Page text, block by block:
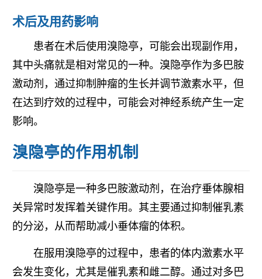
术后及用药影响
患者在术后使用溴隐亭，可能会出现副作用，
其中头痛就是相对常见的一种。溴隐亭作为多巴胺
激动剂，通过抑制肿瘤的生长并调节激素水平，但
在达到疗效的过程中，可能会对神经系统产生一定
影响。
溴隐亭的作用机制
溴隐亭是一种多巴胺激动剂，在治疗垂体腺相
关异常时发挥着关键作用。其主要通过抑制催乳素
的分泌，从而帮助减小垂体瘤的体积。
在服用溴隐亭的过程中，患者的体内激素水平
会发生变化，尤其是催乳素和雌二醇。通过对多巴